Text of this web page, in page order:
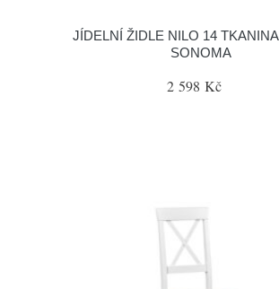
JÍDELNÍ ŽIDLE NILO 14
SONOMA
2 598 Kč